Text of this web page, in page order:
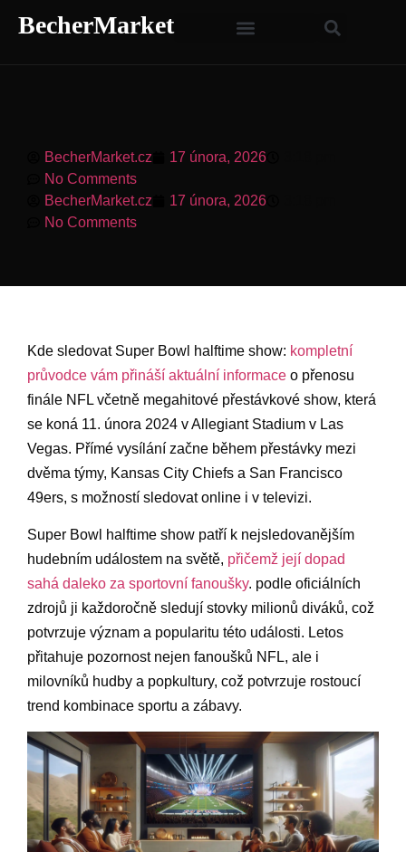
BecherMarket
BecherMarket.cz 17 února, 2026
No Comments
BecherMarket.cz
17 února, 2026
No Comments
Kde sledovat Super Bowl halftime show: kompletní
průvodce vám ⁢přináší ⁢aktuální informace o přenosu
finále‌ NFL včetně megahitové přestávkové ‍show, která⁤
se koná 11. února 2024​ v Allegiant Stadium v Las
Vegas. Přímé vysílání začne během přestávky ‍mezi
dvěma týmy, ‌Kansas ‌City Chiefs ⁣a San⁣ Francisco
⁣49ers, s možností sledovat online i v ⁢televizi.
Super Bowl halftime show patří k nejsledovanějším ​
hudebním⁤ událostem na světě, přičemž její dopad
sahá daleko za ⁢sportovní fanoušky.​ podle oficiálních ​
zdrojů ji každoročně sledují stovky milionů diváků, což
potvrzuje význam a popularitu této události. Letos
přitahuje ⁢pozornost nejen fanoušků NFL, ale i
milovníků hudby‌ a ⁢popkultury, ⁤což potvrzuje rostoucí
trend kombinace sportu a zábavy.